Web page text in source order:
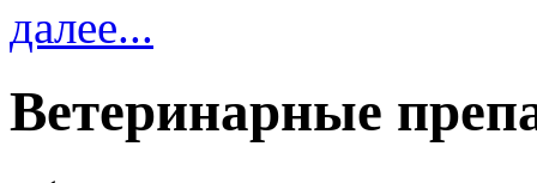
далее...
Ветеринарные